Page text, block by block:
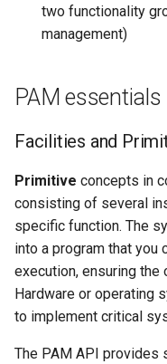
two functionality
management)
PAM essentials
Facilities and
Primitive concepts in
consisting of several
specific function. The
into a program that you
execution, ensuring the
Hardware or operating
to implement critical
The PAM API provides